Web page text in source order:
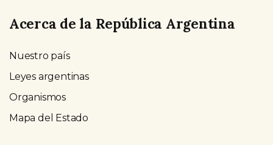
Acerca de la República Argentina
Nuestro país
Leyes argentinas
Organismos
Mapa del Estado